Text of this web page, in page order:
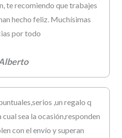
te recomiendo que trabajes
hecho feliz. Muchísimas
por todo
,un regalo q
sea la ocasión,responden
con el envío y superan